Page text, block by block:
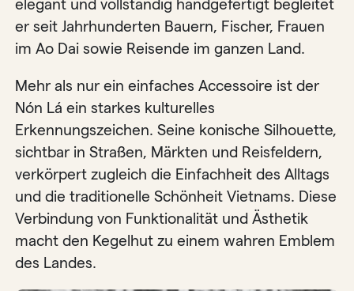
elegant und vollständig handgefertigt begleitet
er seit Jahrhunderten Bauern, Fischer, Frauen
im Ao Dai sowie Reisende im ganzen Land.
Mehr als nur ein einfaches Accessoire ist der
Nón Lá ein starkes kulturelles
Erkennungszeichen. Seine konische Silhouette,
sichtbar in Straßen, Märkten und Reisfeldern,
verkörpert zugleich die Einfachheit des Alltags
und die traditionelle Schönheit Vietnams. Diese
Verbindung von Funktionalität und Ästhetik
macht den Kegelhut zu einem wahren Emblem
des Landes.